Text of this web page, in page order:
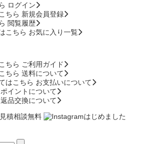
ログイン
新規会員登録
閲覧履歴
お気に入り一覧
ご利用ガイド
送料について
お支払いについて
ポイントについて
返品交換について